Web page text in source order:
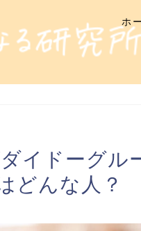
ホ
イドーグル
どんな人？